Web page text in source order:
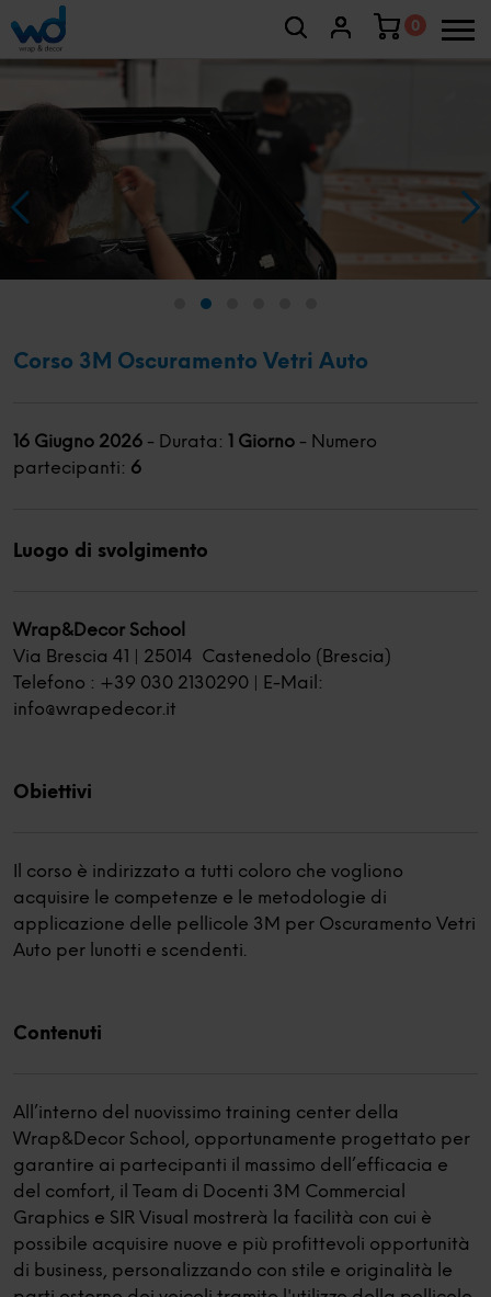
0
Corso 3M Oscuramento Vetri Auto
16 Giugno 2026 - Durata: 1 Giorno - Numero
partecipanti: 6
Luogo di svolgimento
Wrap&Decor School
Via Brescia 41 | 25014 Castenedolo (Brescia)
Telefono : +39 030 2130290 | E-Mail:
info@wrapedecor.it
Obiettivi
Il corso è indirizzato a tutti coloro che vogliono
acquisire le competenze e le metodologie di
applicazione delle pellicole 3M per Oscuramento Vetri
Auto per lunotti e scendenti.
Contenuti
All’interno del nuovissimo training center della
Wrap&Decor School, opportunamente progettato per
garantire ai partecipanti il massimo dell’efficacia e
del comfort, il Team di Docenti 3M Commercial
Graphics e SIR Visual mostrerà la facilità con cui è
possibile acquisire nuove e più profittevoli opportunità
di business, personalizzando con stile e originalità le